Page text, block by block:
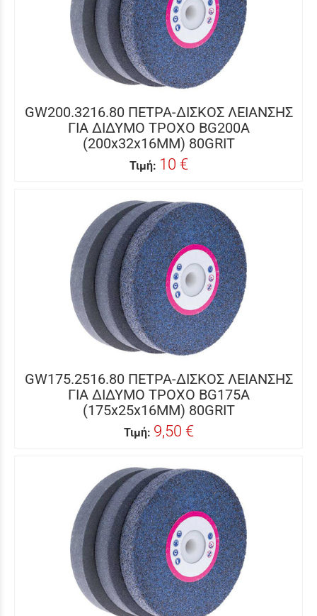
GW200.3216.80 ΠΕΤΡΑ-ΔΙΣΚΟΣ ΛΕΙΑΝΣΗΣ
ΓΙΑ ΔΙΔΥΜΟ ΤΡΟΧΟ BG200A
(200x32x16MM) 80GRIT
Τιμή: 10 €
GW175.2516.80 ΠΕΤΡΑ-ΔΙΣΚΟΣ ΛΕΙΑΝΣΗΣ
ΓΙΑ ΔΙΔΥΜΟ ΤΡΟΧΟ BG175A
(175x25x16MM) 80GRIT
Τιμή: 9,50 €